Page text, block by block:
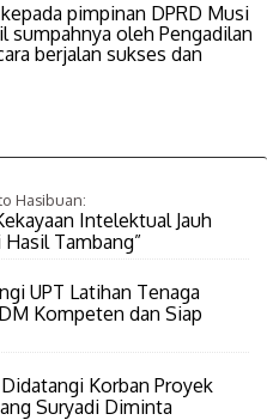
pimpinan DPRD Musi
sumpahnya oleh Pengadilan
berjalan sukses dan
Hasibuan:
Intelektual Jauh
Tambang”
UPT Latihan Tenaga
Kompeten dan Siap
Korban Proyek
Suryadi Diminta